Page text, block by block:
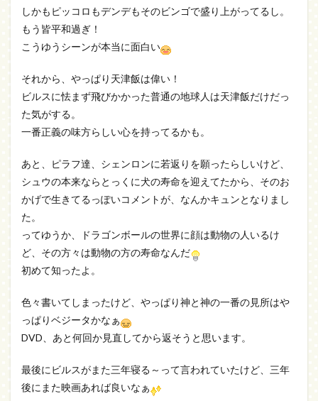
しかもピッコロもデンデもそのビンゴで盛り上がってるし。
もう皆平和過ぎ！
こうゆうシーンが本当に面白い
それから、やっぱり天津飯は偉い！
ビルスに怯まず飛びかかった普通の地球人は天津飯だけだっ
た気がする。
一番正義の味方らしい心を持ってるかも。
あと、ピラフ達、シェンロンに若返りを願ったらしいけど、
シュウの本来ならとっくに犬の寿命を迎えてたから、そのお
かげで生きてるっぽいコメントが、なんかキュンとなりまし
た。
ってゆうか、ドラゴンボールの世界に顔は動物の人いるけ
ど、その方々は動物の方の寿命なんだ
初めて知ったよ。
色々書いてしまったけど、やっぱり神と神の一番の見所はや
っぱりベジータかなぁ
DVD、あと何回か見直してから返そうと思います。
最後にビルスがまた三年寝る～って言われていたけど、三年
後にまた映画あれば良いなぁ